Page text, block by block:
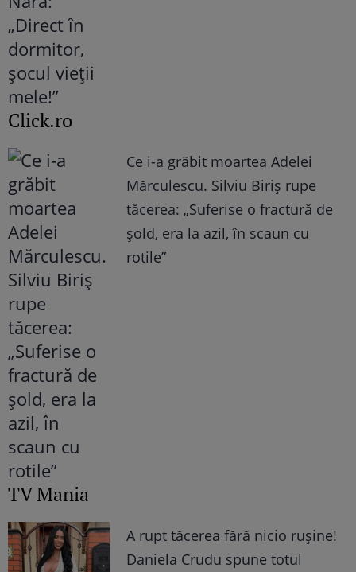
Click.ro
Ce i-a grăbit moartea Adelei
Mărculescu. Silviu Biriș rupe
tăcerea: „Suferise o fractură de
șold, era la azil, în scaun cu
rotile”
TV Mania
A rupt tăcerea fără nicio rușine!
Daniela Crudu spune totul